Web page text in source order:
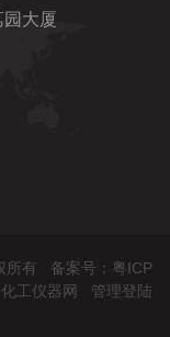
大厦
所有 备案号：粤ICP
化工仪器网 管理登陆